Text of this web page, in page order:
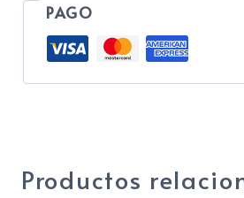
PAGO
Productos